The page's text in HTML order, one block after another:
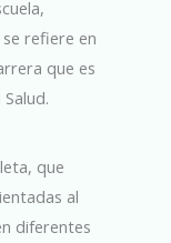
refiere en
que es
que
al
diferentes